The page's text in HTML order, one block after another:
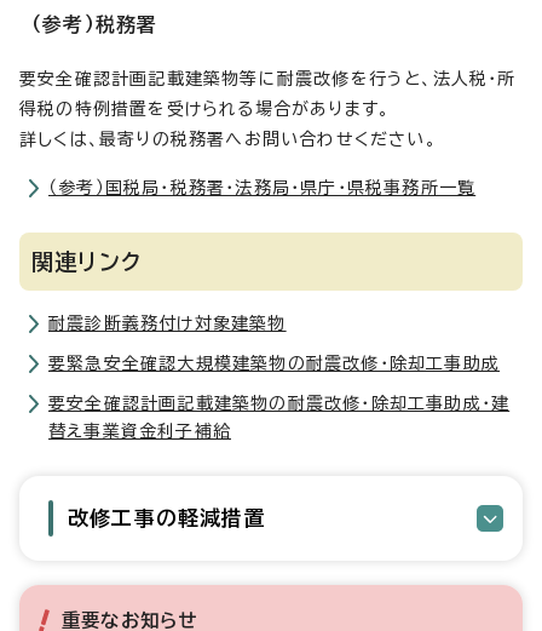
（参考）税務署
要安全確認計画記載建築物等に耐震改修を行うと、法人税・所
得税の特例措置を受けられる場合があります。
詳しくは、最寄りの税務署へお問い合わせください。
（参考）国税局・税務署・法務局・県庁・県税事務所一覧
関連リンク
耐震診断義務付け対象建築物
要緊急安全確認大規模建築物の耐震改修・除却工事助成
要安全確認計画記載建築物の耐震改修・除却工事助成・建
替え事業資金利子補給
改修工事の軽減措置
重要なお知らせ